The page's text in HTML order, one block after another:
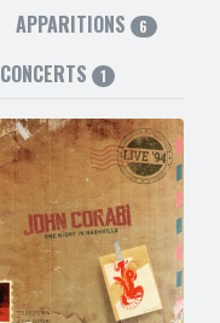
APPARITIONS 6
CONCERTS 1